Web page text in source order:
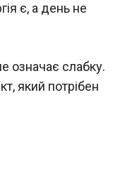
є, а день не
означає слабку.
який потрібен